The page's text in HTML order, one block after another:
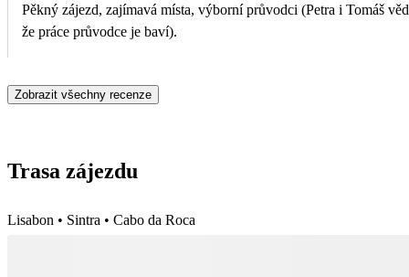
Pěkný zájezd, zajímavá místa, výborní průvodci (Petra i Tomáš
že práce průvodce je baví).
Zobrazit všechny recenze
Trasa zájezdu
Lisabon • Sintra • Cabo da Roca